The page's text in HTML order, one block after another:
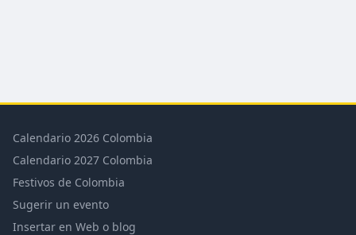
Calendario 2026 Colombia
Calendario 2027 Colombia
Festivos de Colombia
Sugerir un evento
Insertar en Web o blog